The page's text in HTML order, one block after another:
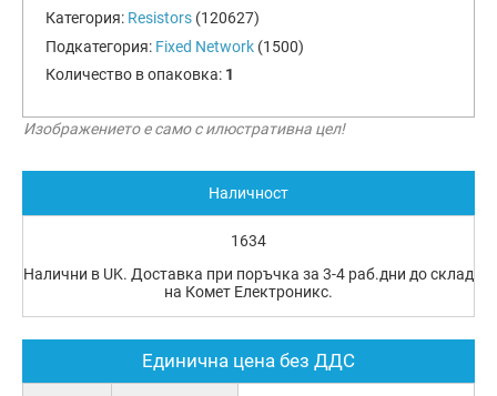
Категория: Resistors(120627)
Подкатегория: Fixed Network(1500)
Количество в опаковка: 1
Изображението е само с илюстративна цел!
Единична цена без ДДС
Наличност
1634
Налични в UK. Доставка при поръчка за 3-4 раб.дни до склад
на Комет Електроникс.